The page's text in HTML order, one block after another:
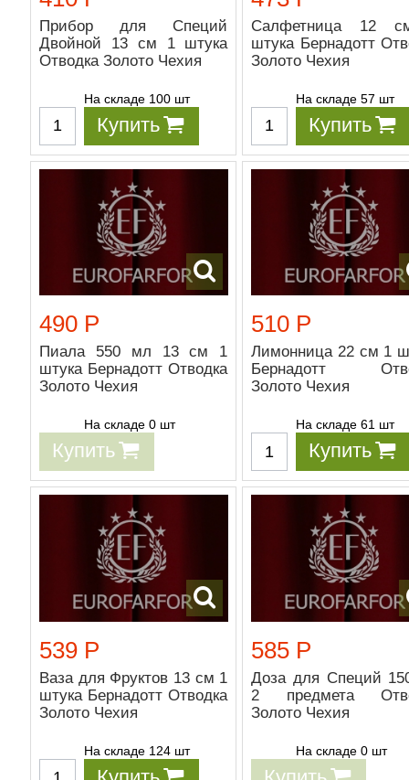
Прибор для Специй
Двойной 13 см 1 штука
Отводка Золото Чехия
На складе 100 шт
Купить
Салфетница 12
штука Бернадотт
Золото Чехия
На складе 57 шт
Купить
490 Р
Пиала 550 мл 13 см 1
штука Бернадотт Отводка
Золото Чехия
На складе 0 шт
Купить
510 Р
Лимонница 22 см 1
Бернадотт
Золото Чехия
На складе 61 шт
Купить
539 Р
Ваза для Фруктов 13 см 1
штука Бернадотт Отводка
Золото Чехия
На складе 124 шт
585 Р
Доза для Специй
2 предмета
Золото Чехия
На складе 0 шт